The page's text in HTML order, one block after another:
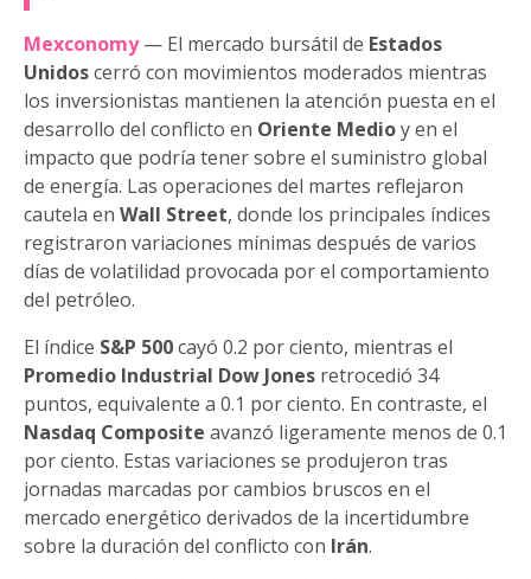
Mexconomy— El mercado bursátil de Estados
Unidoscerró con movimientos moderados mientras
los inversionistas mantienen la atención puesta en el
desarrollo del conflicto en Oriente Medioy en el
impacto que podría tener sobre el suministro global
de energía. Las operaciones del martes reflejaron
cautela en Wall Street, donde los principales índices
registraron variaciones mínimas después de varios
días de volatilidad provocada por el comportamiento
del petróleo.
El índice S&P 500cayó 0.2 por ciento, mientras el
Promedio Industrial Dow Jones retrocedió 34
puntos, equivalente a 0.1 por ciento. En contraste, el
Nasdaq Composite avanzó ligeramente menos de 0.1
por ciento. Estas variaciones se produjeron tras
jornadas marcadas por cambios bruscos en el
mercado energético derivados de la incertidumbre
sobre la duración del conflicto con Irán.